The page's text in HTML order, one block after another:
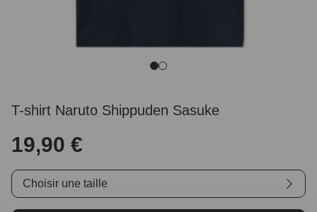
T-shirt Naruto Shippuden Sasuke
19,90 €
Choisir une taille